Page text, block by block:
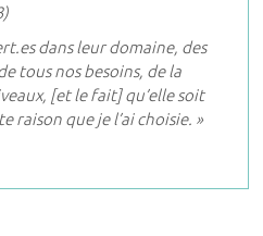
dans leur domaine, des
tous nos besoins, de la
[et le fait] qu’elle soit
raison que je l’ai choisie. »